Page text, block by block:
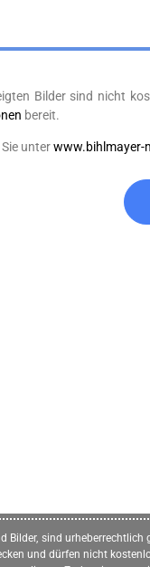
Bilder sind nicht
bereit.
unterwww.bihlmayer-
Bilder, sind
und dürfen nicht